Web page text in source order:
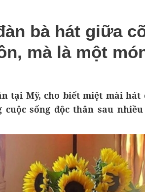
bà hát giữa
mà là một
tại Mỹ, cho biết miệt mài hát
sống độc thân sau